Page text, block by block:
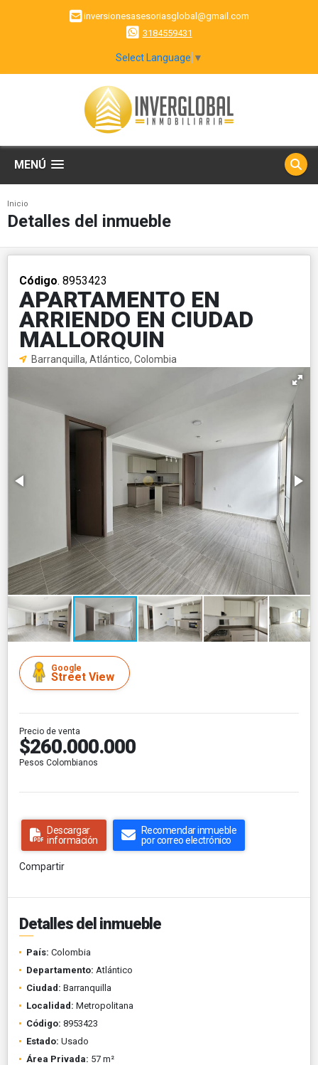
inversionesasesoriasglobal@gmail.com
3184559431
Select Language ▼
MENÚ
Inicio
Detalles del inmueble
Código. 8953423
APARTAMENTO EN
ARRIENDO EN CIUDAD
MALLORQUIN
Barranquilla, Atlántico, Colombia
Google
Street View
Precio de venta
$260.000.000
Pesos Colombianos
Descargar
información
Recomendar inmueble
por correo electrónico
Compartir
Detalles del inmueble
País: Colombia
Departamento: Atlántico
Ciudad: Barranquilla
Localidad: Metropolitana
Código: 8953423
Estado: Usado
Área Privada: 57 m²